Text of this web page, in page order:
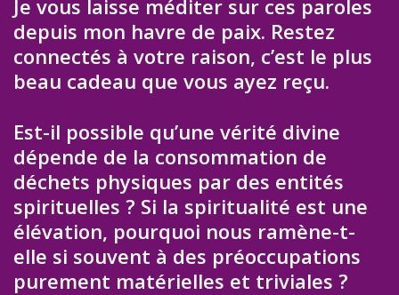
Je vous laisse méditer sur ces paroles
depuis mon havre de paix. Restez
connectés à votre raison, c’est le plus
beau cadeau que vous ayez reçu.
Est-il possible qu’une vérité divine
dépende de la consommation de
déchets physiques par des entités
spirituelles ? Si la spiritualité est une
élévation, pourquoi nous ramène-t-
elle si souvent à des préoccupations
purement matérielles et triviales ?